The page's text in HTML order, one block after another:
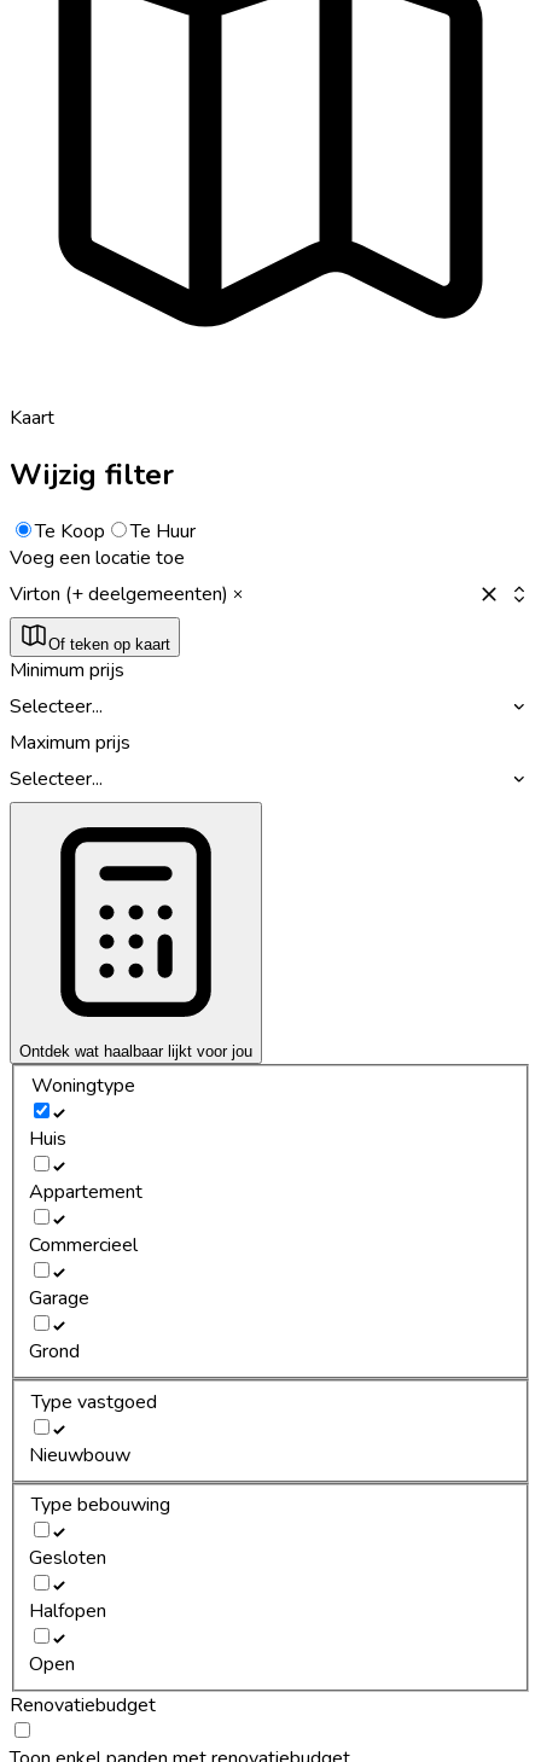
Kaart
Wijzig filter
Te Koop
Te Huur
Voeg een locatie toe
Virton (+ deelgemeenten)
Of teken op kaart
Minimum prijs
Selecteer...
Maximum prijs
Selecteer...
Ontdek wat haalbaar lijkt voor jou
Woningtype
Huis
Appartement
Commercieel
Garage
Grond
Type vastgoed
Nieuwbouw
Type bebouwing
Gesloten
Halfopen
Open
Renovatiebudget